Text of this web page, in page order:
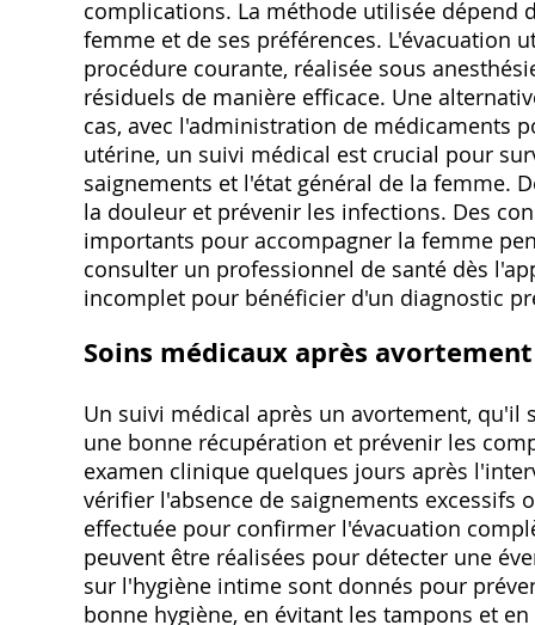
complications. La méthode utilisée dépend
femme et de ses préférences. L'évacuation
procédure courante, réalisée sous
résiduels de manière efficace. Une
cas, avec l'administration de médicaments
utérine, un suivi médical est crucial pour
saignements et l'état général de la femme.
la douleur et prévenir les infections. Des
importants pour accompagner la femme
consulter un professionnel de santé dès
incomplet pour bénéficier d'un diagnostic
Soins médicaux après
Un suivi médical après un avortement,
une bonne récupération et prévenir les
examen clinique quelques jours après
vérifier l'absence de saignements
effectuée pour confirmer l'évacuation
peuvent être réalisées pour détecter une
sur l'hygiène intime sont donnés pour
bonne hygiène, en évitant les tampons et